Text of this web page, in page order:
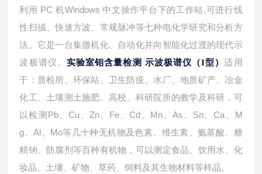
利用 PC 机Windows 中文操作平台下的工作站,可进行线
性扫描、快速方波、常规脉冲等七种电化学研究和分析方
法。它是一台集微机化、自动化并向智能化过渡的现代示
波极谱仪。 实验室钼含量检测 示波极谱仪（I型）适用
于：质检所、环保站、卫生防疫、水厂、地质矿产、冶金
化工、土壤测土施肥、高校、科研院所的教学及科研，可
以检测Pb、Cu、Zn、Fe、Cd、Mn、As、Sn、Ca、M
g、Al、Mo等几十种无机物及色素、维生素、氨基酸、糖
精钠、防腐剂等百种有机物，可以测定食品、饮用水、化
妆品、土壤、矿物、草药、饲料及其生物材料等样品。